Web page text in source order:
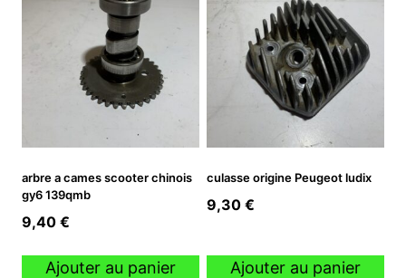
arbre a cames scooter chinois
gy6 139qmb
9,40 €
Ajouter au panier
culasse origine Peugeot ludix
9,30 €
Ajouter au panier